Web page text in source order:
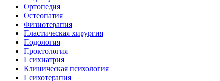
Ортопедия
Остеопатия
Физиотерапия
Пластическая хирургия
Подология
Проктология
Психиатрия
Клиническая психология
Психотерапия